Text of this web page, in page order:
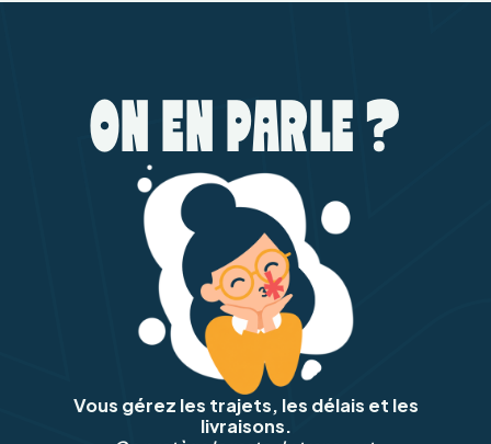
ON EN PARLE ?
Vous gérez les trajets, les délais et les
livraisons.